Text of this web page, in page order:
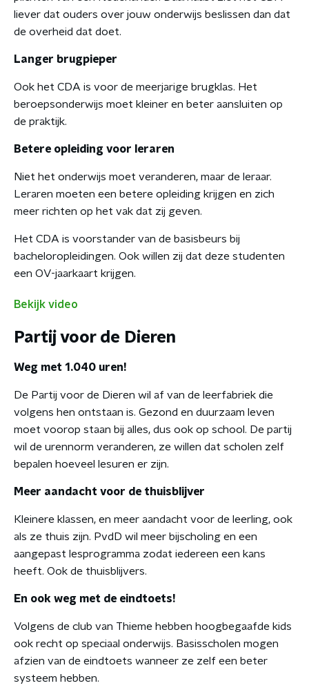
liever dat ouders over jouw onderwijs beslissen dan dat
de overheid dat doet.
Langer brugpieper
Ook het CDA is voor de meerjarige brugklas. Het
beroepsonderwijs moet kleiner en beter aansluiten op
de praktijk.
Betere opleiding voor leraren
Niet het onderwijs moet veranderen, maar de leraar.
Leraren moeten een betere opleiding krijgen en zich
meer richten op het vak dat zij geven.
Het CDA is voorstander van de basisbeurs bij
bacheloropleidingen. Ook willen zij dat deze studenten
een OV-jaarkaart krijgen.
Bekijk video
Partij voor de Dieren
Weg met 1.040 uren!
De Partij voor de Dieren wil af van de leerfabriek die
volgens hen ontstaan is. Gezond en duurzaam leven
moet voorop staan bij alles, dus ook op school. De partij
wil de urennorm veranderen, ze willen dat scholen zelf
bepalen hoeveel lesuren er zijn.
Meer aandacht voor de thuisblijver
Kleinere klassen, en meer aandacht voor de leerling, ook
als ze thuis zijn. PvdD wil meer bijscholing en een
aangepast lesprogramma zodat iedereen een kans
heeft. Ook de thuisblijvers.
En ook weg met de eindtoets!
Volgens de club van Thieme hebben hoogbegaafde kids
ook recht op speciaal onderwijs. Basisscholen mogen
afzien van de eindtoets wanneer ze zelf een beter
systeem hebben.